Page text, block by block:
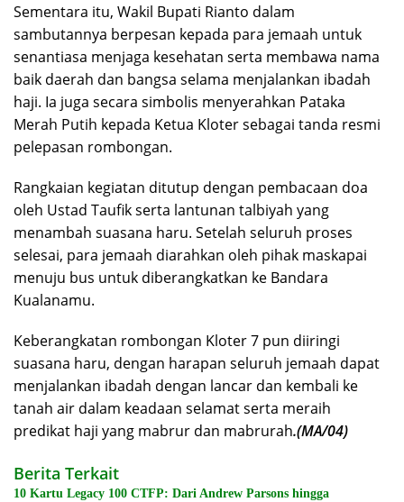
Sementara itu, Wakil Bupati Rianto dalam
sambutannya berpesan kepada para jemaah untuk
senantiasa menjaga kesehatan serta membawa nama
baik daerah dan bangsa selama menjalankan ibadah
haji. Ia juga secara simbolis menyerahkan Pataka
Merah Putih kepada Ketua Kloter sebagai tanda resmi
pelepasan rombongan.
Rangkaian kegiatan ditutup dengan pembacaan doa
oleh Ustad Taufik serta lantunan talbiyah yang
menambah suasana haru. Setelah seluruh proses
selesai, para jemaah diarahkan oleh pihak maskapai
menuju bus untuk diberangkatkan ke Bandara
Kualanamu.
Keberangkatan rombongan Kloter 7 pun diiringi
suasana haru, dengan harapan seluruh jemaah dapat
menjalankan ibadah dengan lancar dan kembali ke
tanah air dalam keadaan selamat serta meraih
predikat haji yang mabrur dan mabrurah.(MA/04)
Berita Terkait
10 Kartu Legacy 100 CTFP: Dari Andrew Parsons hingga